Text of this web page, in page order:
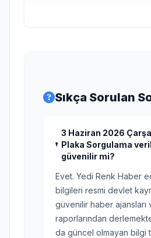
Sıkça Sorulan
3 Haziran 2026
Plaka Sorgulama
güvenilir mi?
Evet. Yedi Renk Haber
bilgileri resmi devlet
güvenilir haber ajansları
raporlarından
da güncel olmayan bilgi